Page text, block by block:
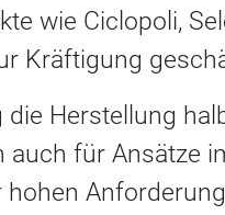
wie Ciclopoli,
Kräftigung
die Herstellung
auch für Ansätze